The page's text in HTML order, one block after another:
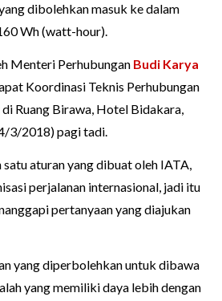
dibolehkan masuk ke dalam
Wh (watt-hour).
Menteri Perhubungan Budi Karya
Koordinasi Teknis Perhubungan
Ruang Birawa, Hotel Bidakara,
3/2018) pagi tadi.
aturan yang dibuat oleh IATA,
perjalanan internasional, jadi itu
pertanyaan yang diajukan
yang diperbolehkan untuk dibawa
yang memiliki daya lebih dengan